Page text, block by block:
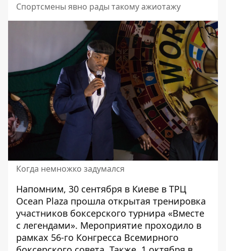
Спортсмены явно рады такому ажиотажу
Когда немножко задумался
Напомним, 30 сентября в Киеве в ТРЦ
Ocean Plaza прошла открытая тренировка
участников боксерского турнира «Вместе
с легендами». Мероприятие проходило в
рамках 56-го Конгресса Всемирного